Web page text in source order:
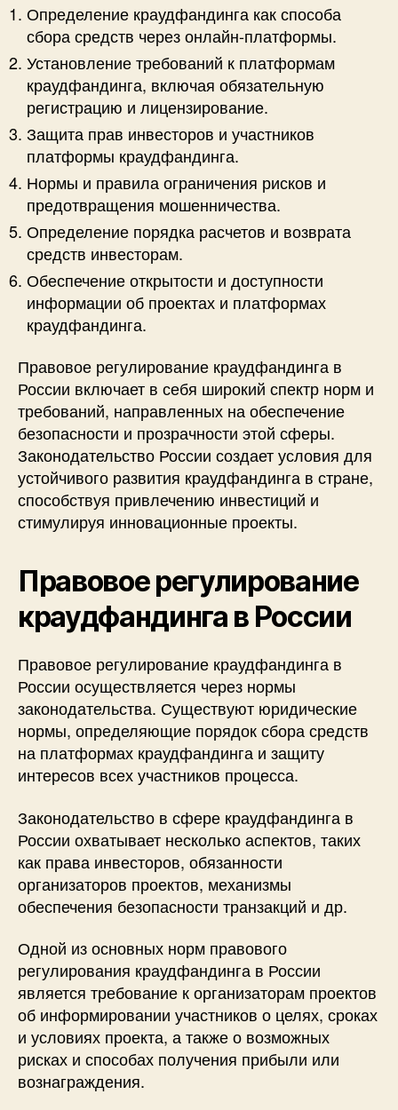
Определение краудфандинга как способа
сбора средств через онлайн-платформы.
Установление требований к платформам
краудфандинга, включая обязательную
регистрацию и лицензирование.
Защита прав инвесторов и участников
платформы краудфандинга.
Нормы и правила ограничения рисков и
предотвращения мошенничества.
Определение порядка расчетов и возврата
средств инвесторам.
Обеспечение открытости и доступности
информации об проектах и платформах
краудфандинга.
Правовое регулирование краудфандинга в
России включает в себя широкий спектр норм и
требований, направленных на обеспечение
безопасности и прозрачности этой сферы.
Законодательство России создает условия для
устойчивого развития краудфандинга в стране,
способствуя привлечению инвестиций и
стимулируя инновационные проекты.
Правовое регулирование
краудфандинга в России
Правовое регулирование краудфандинга в
России осуществляется через нормы
законодательства. Существуют юридические
нормы, определяющие порядок сбора средств
на платформах краудфандинга и защиту
интересов всех участников процесса.
Законодательство в сфере краудфандинга в
России охватывает несколько аспектов, таких
как права инвесторов, обязанности
организаторов проектов, механизмы
обеспечения безопасности транзакций и др.
Одной из основных норм правового
регулирования краудфандинга в России
является требование к организаторам проектов
об информировании участников о целях, сроках
и условиях проекта, а также о возможных
рисках и способах получения прибыли или
вознаграждения.